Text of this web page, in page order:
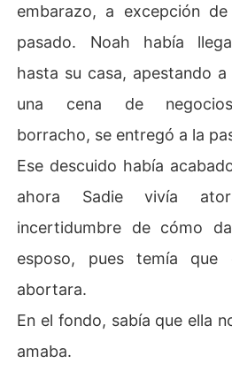
embarazo, a excepción
pasado. Noah había
hasta su casa, apestando
una cena de
borracho, se entregó a la
Ese descuido había
ahora Sadie vivía
incertidumbre de cómo
esposo, pues temía
abortara.
En el fondo, sabía que ella
amaba.